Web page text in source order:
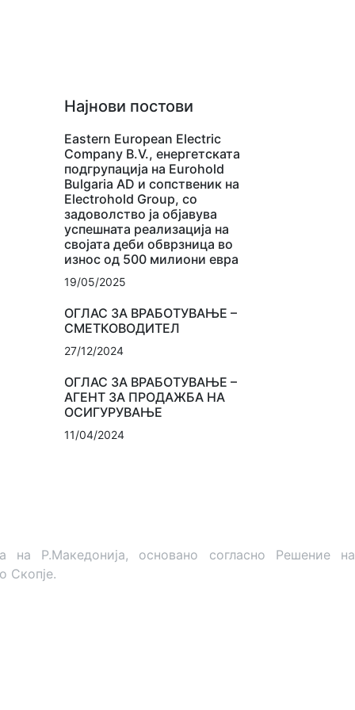
Најнови постови
Eastern European Electric
Company B.V., енергетската
подгрупација на Eurohold
Bulgaria AD и сопственик на
Electrohold Group, со
задоволство ја објавува
успешната реализација на
својата деби обврзница во
износ од 500 милиони евра
19/05/2025
ОГЛАС ЗА ВРАБОТУВАЊЕ –
СМЕТКОВОДИТЕЛ
27/12/2024
ОГЛАС ЗА ВРАБОТУВАЊЕ –
АГЕНТ ЗА ПРОДАЖБА НА
ОСИГУРУВАЊЕ
11/04/2024
Р.Македонија, основано согласно Решение на
Скопје.